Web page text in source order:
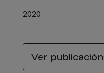
2020
Ver publicación